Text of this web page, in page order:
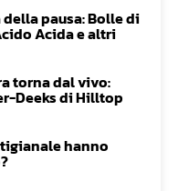
pausa: Bolle di
Acida e altri
torna dal vivo:
Deeks di Hilltop
hanno